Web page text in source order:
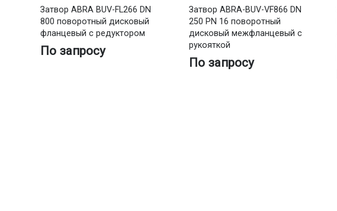
Затвор ABRA BUV-FL266 DN
800 поворотный дисковый
фланцевый с редуктором
По запросу
Затвор ABRA-BUV-VF866 DN
250 PN 16 поворотный
дисковый межфланцевый с
рукояткой
По запросу